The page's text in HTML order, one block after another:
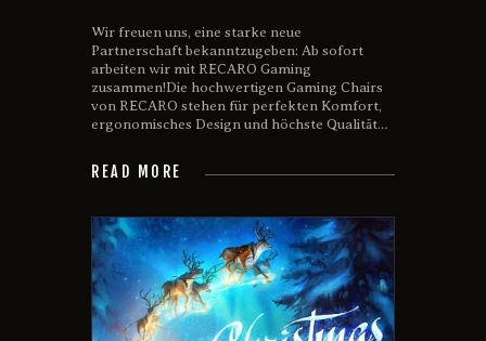
Wir freuen uns, eine starke neue
Partnerschaft bekanntzugeben: Ab sofort
arbeiten wir mit RECARO Gaming
zusammen!Die hochwertigen Gaming Chairs
von RECARO stehen für perfekten Komfort,
ergonomisches Design und höchste Qualität…
READ MORE